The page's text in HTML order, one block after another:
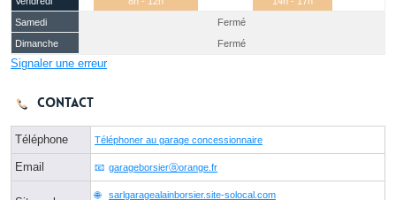
Samedi
Fermé
Dimanche
Fermé
Signaler une erreur
Contact
Téléphone Téléphoner au garage concessionnaire
Email garageborsierⓐorange.fr
sarlgaragealainborsier.site-solocal.com